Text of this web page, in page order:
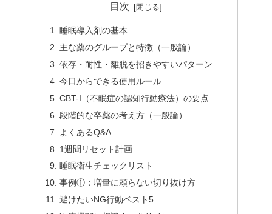
目次
睡眠導入剤の基本
主な薬のグループと特徴（一般論）
依存・耐性・離脱を招きやすいパターン
今日からできる使用ルール
CBT-I（不眠症の認知行動療法）の要点
段階的な卒薬の考え方（一般論）
よくあるQ&A
1週間リセット計画
睡眠衛生チェックリスト
事例①：増量に頼らない切り抜け方
避けたいNG行動ベスト5